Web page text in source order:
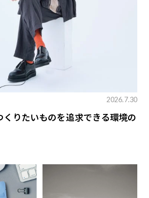
2026.7.30
くりたいものを追求できる環境の